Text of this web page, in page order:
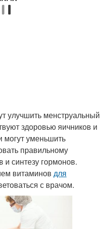
улучшить менструальный
здоровью яичников и
могут уменьшить
правильному
синтезу гормонов.
витаминов для
с врачом.